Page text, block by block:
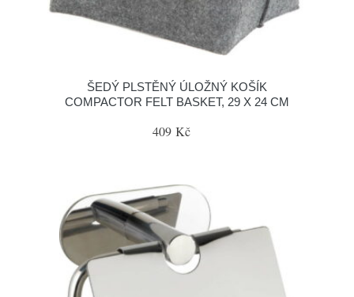
ŠEDÝ PLSTĚNÝ ÚLOŽNÝ KOŠÍK
COMPACTOR FELT BASKET, 29 X 24 CM
409 Kč